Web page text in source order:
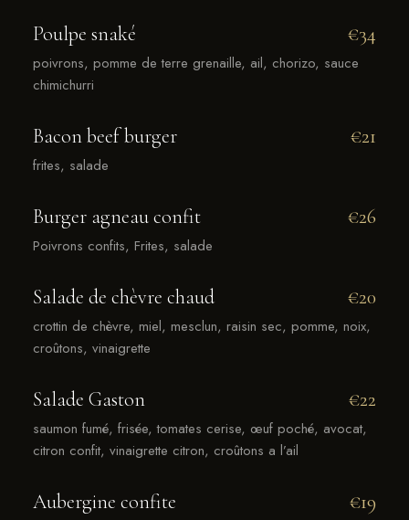
Poulpe snaké €34
poivrons, pomme de terre grenaille, ail, chorizo, sauce
chimichurri
Bacon beef burger €21
frites, salade
Burger agneau confit €26
Poivrons confits, Frites, salade
Salade de chèvre chaud €20
crottin de chèvre, miel, mesclun, raisin sec, pomme, noix,
croûtons, vinaigrette
Salade Gaston €22
saumon fumé, frisée, tomates cerise, œuf poché, avocat,
citron confit, vinaigrette citron, croûtons a l’ail
Aubergine confite €19